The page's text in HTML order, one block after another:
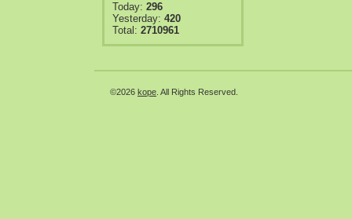
Today: 296
Yesterday: 420
Total: 2710961
©2026 kope . All Rights Reserved.